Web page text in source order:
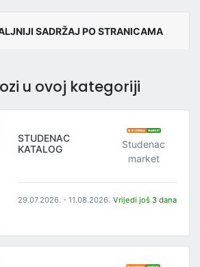
SADRŽAJ PO STRANICAMA
u ovoj kategoriji
STUDENAC
KATALOG
Studenac
market
29.07.2026. - 11.08.2026. Vrijedi još 3 dana